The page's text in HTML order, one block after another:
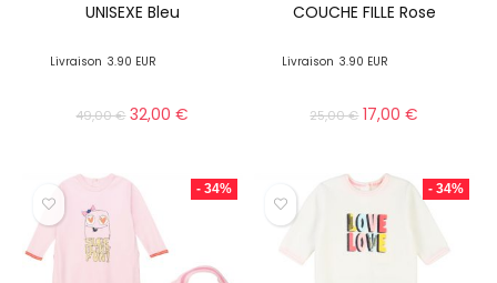
UNISEXE Bleu
Livraison 3.90 EUR
49,00€ 32,00€
COUCHE FILLE Rose
Livraison 3.90 EUR
25,00€ 17,00€
- 34% - 34%